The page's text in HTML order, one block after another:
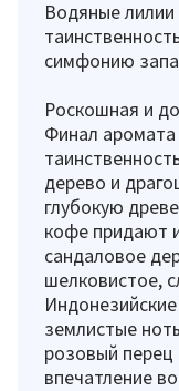
Водяные лилии
симфонию
Роскошная и
Финал
дерево и
глубокую
кофе придают
сандаловое
шелковистое,
землистые
розовый
впечатление